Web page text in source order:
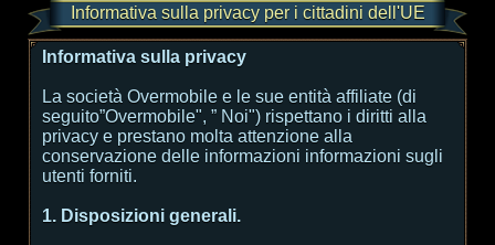
Informativa sulla privacy per i cittadini dell'UE
Informativa sulla privacy
La società Overmobile e le sue entità affiliate (di
seguito”Overmobile", ” Noi") rispettano i diritti alla
privacy e prestano molta attenzione alla
conservazione delle informazioni informazioni sugli
utenti forniti.
1. Disposizioni generali.